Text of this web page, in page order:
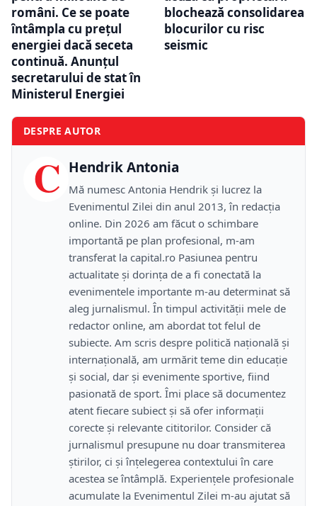
români. Ce se poate
întâmpla cu prețul
energiei dacă seceta
continuă. Anunțul
secretarului de stat în
Ministerul Energiei
blochează consolidarea
blocurilor cu risc
seismic
DESPRE AUTOR
C Hendrik Antonia
Mă numesc Antonia Hendrik și lucrez la
Evenimentul Zilei din anul 2013, în redacția
online. Din 2026 am făcut o schimbare
importantă pe plan profesional, m-am
transferat la capital.ro Pasiunea pentru
actualitate și dorința de a fi conectată la
evenimentele importante m-au determinat să
aleg jurnalismul. În timpul activității mele de
redactor online, am abordat tot felul de
subiecte. Am scris despre politică națională și
internațională, am urmărit teme din educație
și social, dar și evenimente sportive, fiind
pasionată de sport. Îmi place să documentez
atent fiecare subiect și să ofer informații
corecte și relevante cititorilor. Consider că
jurnalismul presupune nu doar transmiterea
știrilor, ci și înțelegerea contextului în care
acestea se întâmplă. Experiențele profesionale
acumulate la Evenimentul Zilei m-au ajutat să